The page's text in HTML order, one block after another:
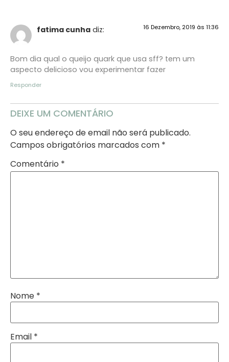
fatima cunha diz: 16 Dezembro, 2019 às 11:36
Bom dia qual o queijo quark que usa sff? tem um
aspecto delicioso vou experimentar fazer
Responder
DEIXE UM COMENTÁRIO
O seu endereço de email não será publicado.
Campos obrigatórios marcados com *
Comentário *
Nome *
Email *